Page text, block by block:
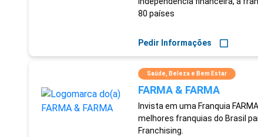
80 países
Pedir Informações
Saúde, Beleza e Bem Estar
FARMA & FARMA
Invista em uma Franquia
melhores franquias do Brasil
Franchising.